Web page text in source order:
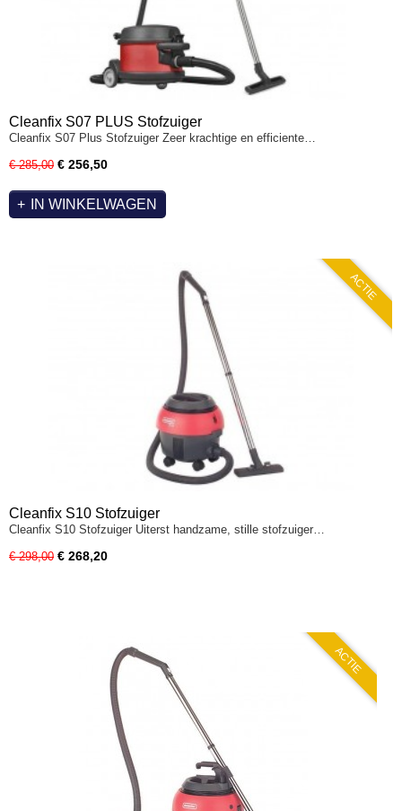
Cleanfix S07 PLUS Stofzuiger
Cleanfix S07 Plus Stofzuiger Zeer krachtige en efficiente…
€ 285,00 € 256,50
IN WINKELWAGEN
ACTIE
Cleanfix S10 Stofzuiger
Cleanfix S10 Stofzuiger Uiterst handzame, stille stofzuiger…
€ 298,00 € 268,20
ACTIE